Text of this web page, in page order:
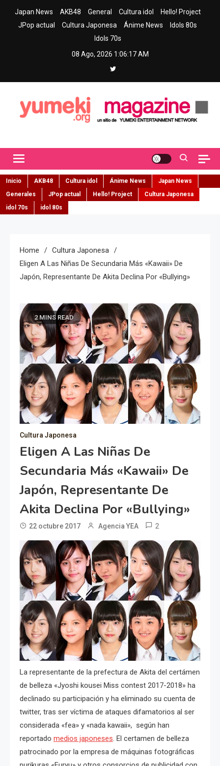
Japan News AKB48 General Cultura idol
Hello! Project
JPop actual
Cultura Japonesa Ánime News
Idols 80s
Idols 70s
08 Ago, 2026 1:06:18 AM
Inicio AKB48 Cultura idol Ánime News
Japan News
Generales
JPop actual Hello! Project
Cultura Japonesa
idol 70s
idol 80s
Home
Cultura Japonesa
Eligen A Las Niñas De Secundaria Más «kawaii» De
Japón, Representante De Akita Declina Por «bullying»
2 MINS READ
Cultura Japonesa
Eligen A Las Niñas De
Secundaria Más «kawaii» De
Japón, Representante De
Akita Declina Por «bullying»
22 octubre 2017 Agencia YEA 2
La representante de la prefectura de Akita del certámen
de belleza «Jyoshi kousei Miss contest 2017-2018» ha
declinado su participación y ha eliminado su cuenta de
twitter, tras ser víctima de ataques difamatorios al ser
considerada «fea» y «nada kawaii», según han
reportado medios japoneses. El certamen de belleza
patrocinado por la empresa de máquinas fotográficas